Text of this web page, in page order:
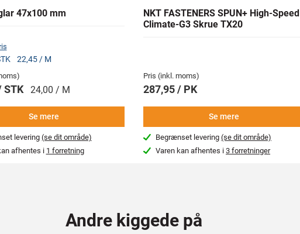
47x100 mm
22,45 / M
STK 24,00 / M
Se mere
levering (se dit område)
afhentes i 1 forretning
NKT FASTENERS SPUN+ High-Speed
Climate-G3 Skrue TX20
Pris (inkl. moms)
287,95 / PK
Se mere
Begrænset levering(se dit område)
Varen kan afhentes i3 forretninger
Andre kiggede på